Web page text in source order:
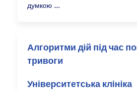
думкою
Алгоритми дій під час
тривоги
Університетська клініка